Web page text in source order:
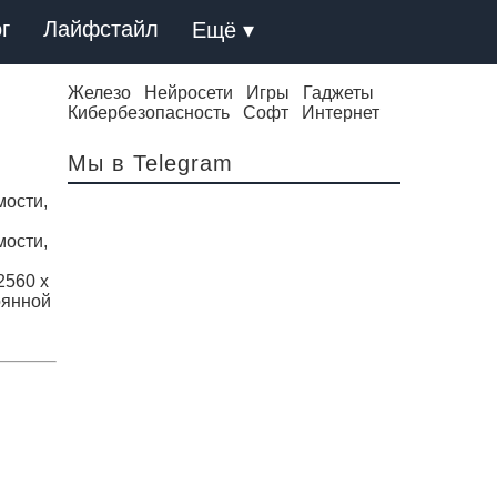
Лайфстайл Ещё ▾
x
Железо Нейросети Игры
Гаджеты
Кибербезопасность
Софт Интернет
Мы в Telegram